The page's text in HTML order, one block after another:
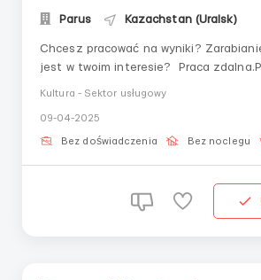
Parus Kazachstan (Uralsk)
Chcesz pracować na wyniki?
jest w twoim interesie? Praca zdalna.Pełne
zatrudnienie Kogo szukamy: ️ Komputer lub laptop z
pasują). ️ Gotowość poświęcić pracy 8 godzin dziennie.
Komunikatywność, kreatywność i spryt
Kultura - Sektor usługowy
09-04-2025
Bez doświadczenia Bez noclegu